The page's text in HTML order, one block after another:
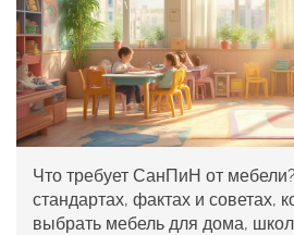
Что требует СанПиН от
стандартах, фактах и советах,
выбрать мебель для дома,